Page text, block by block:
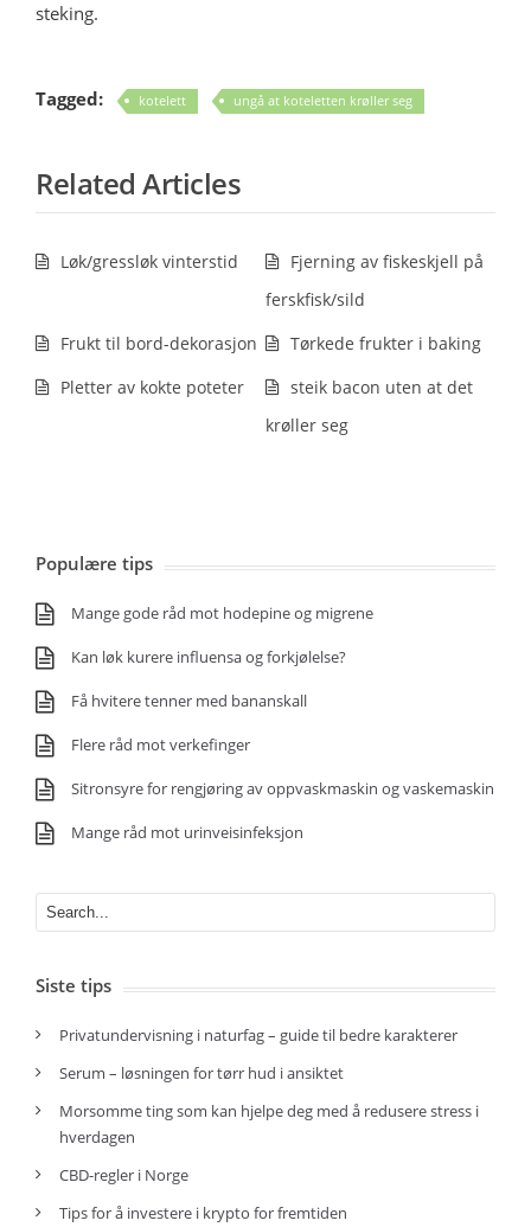
steking.
Tagged: kotelett ungå at koteletten krøller seg
Related Articles
Løk/gressløk vinterstid
Fjerning av fiskeskjell på
ferskfisk/sild
Frukt til bord-dekorasjon
Tørkede frukter i baking
Pletter av kokte poteter
steik bacon uten at det
krøller seg
Populære tips
Mange gode råd mot hodepine og migrene
Kan løk kurere influensa og forkjølelse?
Få hvitere tenner med bananskall
Flere råd mot verkefinger
Sitronsyre for rengjøring av oppvaskmaskin og vaskemaskin
Mange råd mot urinveisinfeksjon
Siste tips
Privatundervisning i naturfag – guide til bedre karakterer
Serum – løsningen for tørr hud i ansiktet
Morsomme ting som kan hjelpe deg med å redusere stress i
hverdagen
CBD-regler i Norge
Tips for å investere i krypto for fremtiden